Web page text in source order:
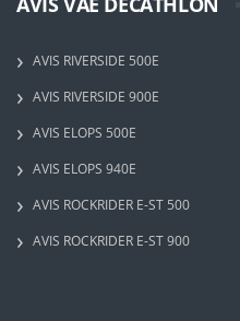
AVIS RIVERSIDE 500E
AVIS RIVERSIDE 900E
AVIS ELOPS 500E
AVIS ELOPS 940E
AVIS ROCKRIDER E-ST 500
AVIS ROCKRIDER E-ST 900